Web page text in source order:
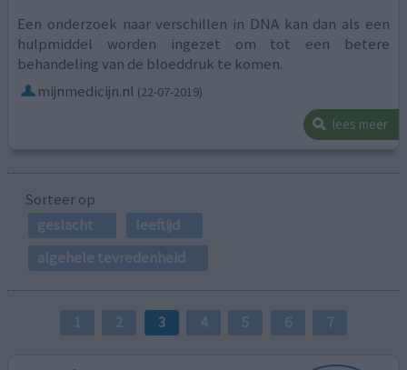
Een onderzoek naar verschillen in DNA kan dan als een
hulpmiddel worden ingezet om tot een betere
behandeling van de bloeddruk te komen.
mijnmedicijn.nl (22-07-2019)
lees meer
Sorteer op
geslacht
leeftijd
algehele tevredenheid
1 2 3 4 5 6 7